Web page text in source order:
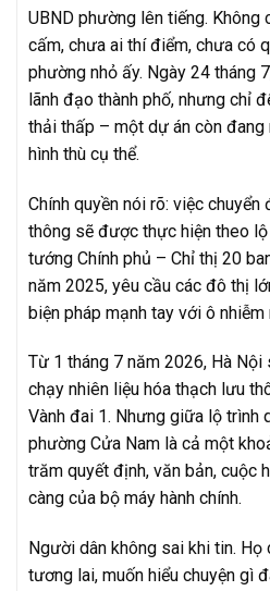
UBND phường lên tiếng. Không
cấm, chưa ai thí điểm, chưa có
phường nhỏ ấy. Ngày 24 tháng
lãnh đạo thành phố, nhưng chỉ
thải thấp – một dự án còn đang
hình thù cụ thể.
Chính quyền nói rõ: việc
thông sẽ được thực hiện theo
tướng Chính phủ – Chỉ thị 20
năm 2025, yêu cầu các đô thị
biện pháp mạnh tay với ô
Từ 1 tháng 7 năm 2026, Hà
chạy nhiên liệu hóa thạch lưu
Vành đai 1. Nhưng giữa lộ trình
phường Cửa Nam là cả một
trăm quyết định, văn bản, cuộc
càng của bộ máy hành chính.
Người dân không sai khi tin.
tương lai, muốn hiểu chuyện gì